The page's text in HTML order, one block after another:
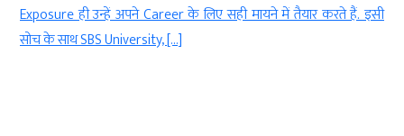
Exposure ही उन्हें अपने Career के लिए सही मायने में तैयार करते हैं. इसी
सोच के साथ SBS University, […]